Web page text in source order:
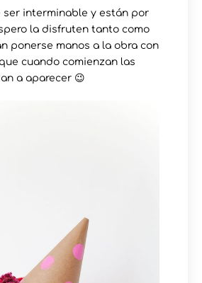
ser interminable y están por
la disfruten tanto como
ponerse manos a la obra con
cuando comienzan las
a aparecer 😉